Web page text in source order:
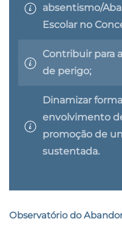
absentismo/
Escolar no
Contribuir para
de perigo;
Dinamizar
envolvimento
promoção de
sustentada.
Observatório do